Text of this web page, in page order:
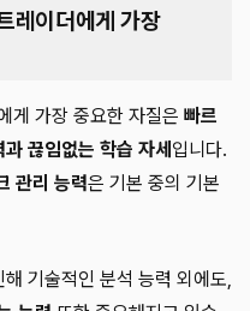
레이더에게 가장
게 가장 중요한 자질은 빠르
끊임없는 학습 자세 입니다.
관리 능력은 기본 중의 기본
기술적인 분석 능력 외에도,